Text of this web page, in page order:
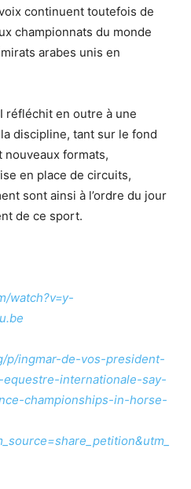
continuent toutefois de
championnats du monde
arabes unis en
réfléchit en outre à une
discipline, tant sur le fond
nouveaux formats,
en place de circuits,
sont ainsi à l’ordre du jour
de ce sport.
watch?v=y-
p/ingmar-de-vos-president-
equestre-internationale-say-
championships-in-horse-